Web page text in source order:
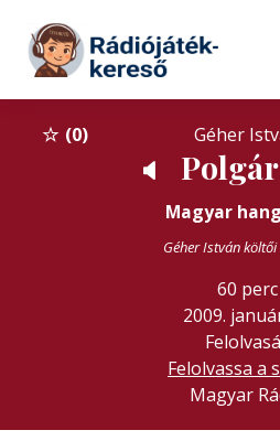
Tovább a tartalomhoz
0 Géher
🔈
Magyar
Géher István költői
60 perc
2009.
Felolvassa a
Magyar